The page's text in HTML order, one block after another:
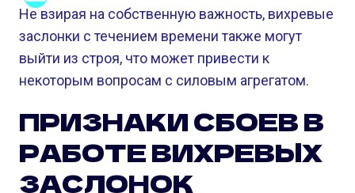
Не взирая на собственную важность, вихревые
заслонки с течением времени также могут
выйти из строя, что может привести к
некоторым вопросам с силовым агрегатом.
ПРИЗНАКИ СБОЕВ В
РАБОТЕ ВИХРЕВЫХ
ЗАСЛОНОК